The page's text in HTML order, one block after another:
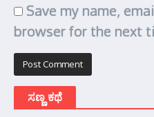
Save my name,
browser for the next
ಸಣ್ಣ ಕಥೆ